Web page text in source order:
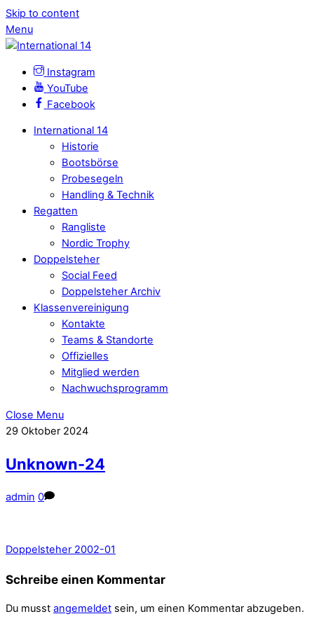
Skip to content
Menu
Instagram
YouTube
Facebook
International 14
Historie
Bootsbörse
Probesegeln
Handling & Technik
Regatten
Rangliste
Nordic Trophy
Doppelsteher
Social Feed
Doppelsteher Archiv
Klassenvereinigung
Kontakte
Teams & Standorte
Offizielles
Mitglied werden
Nachwuchsprogramm
Close Menu
29 Oktober 2024
Unknown-24
admin 0
Doppelsteher 2002-01
Schreibe einen Kommentar
Du musst angemeldet sein, um einen Kommentar abzugeben.